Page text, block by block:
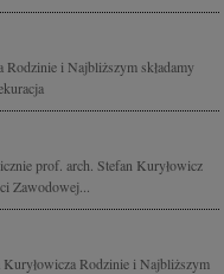
i Najbliższym składamy
prof. arch. Stefan Kuryłowicz
Zawodowej...
Rodzinie i Najbliższym